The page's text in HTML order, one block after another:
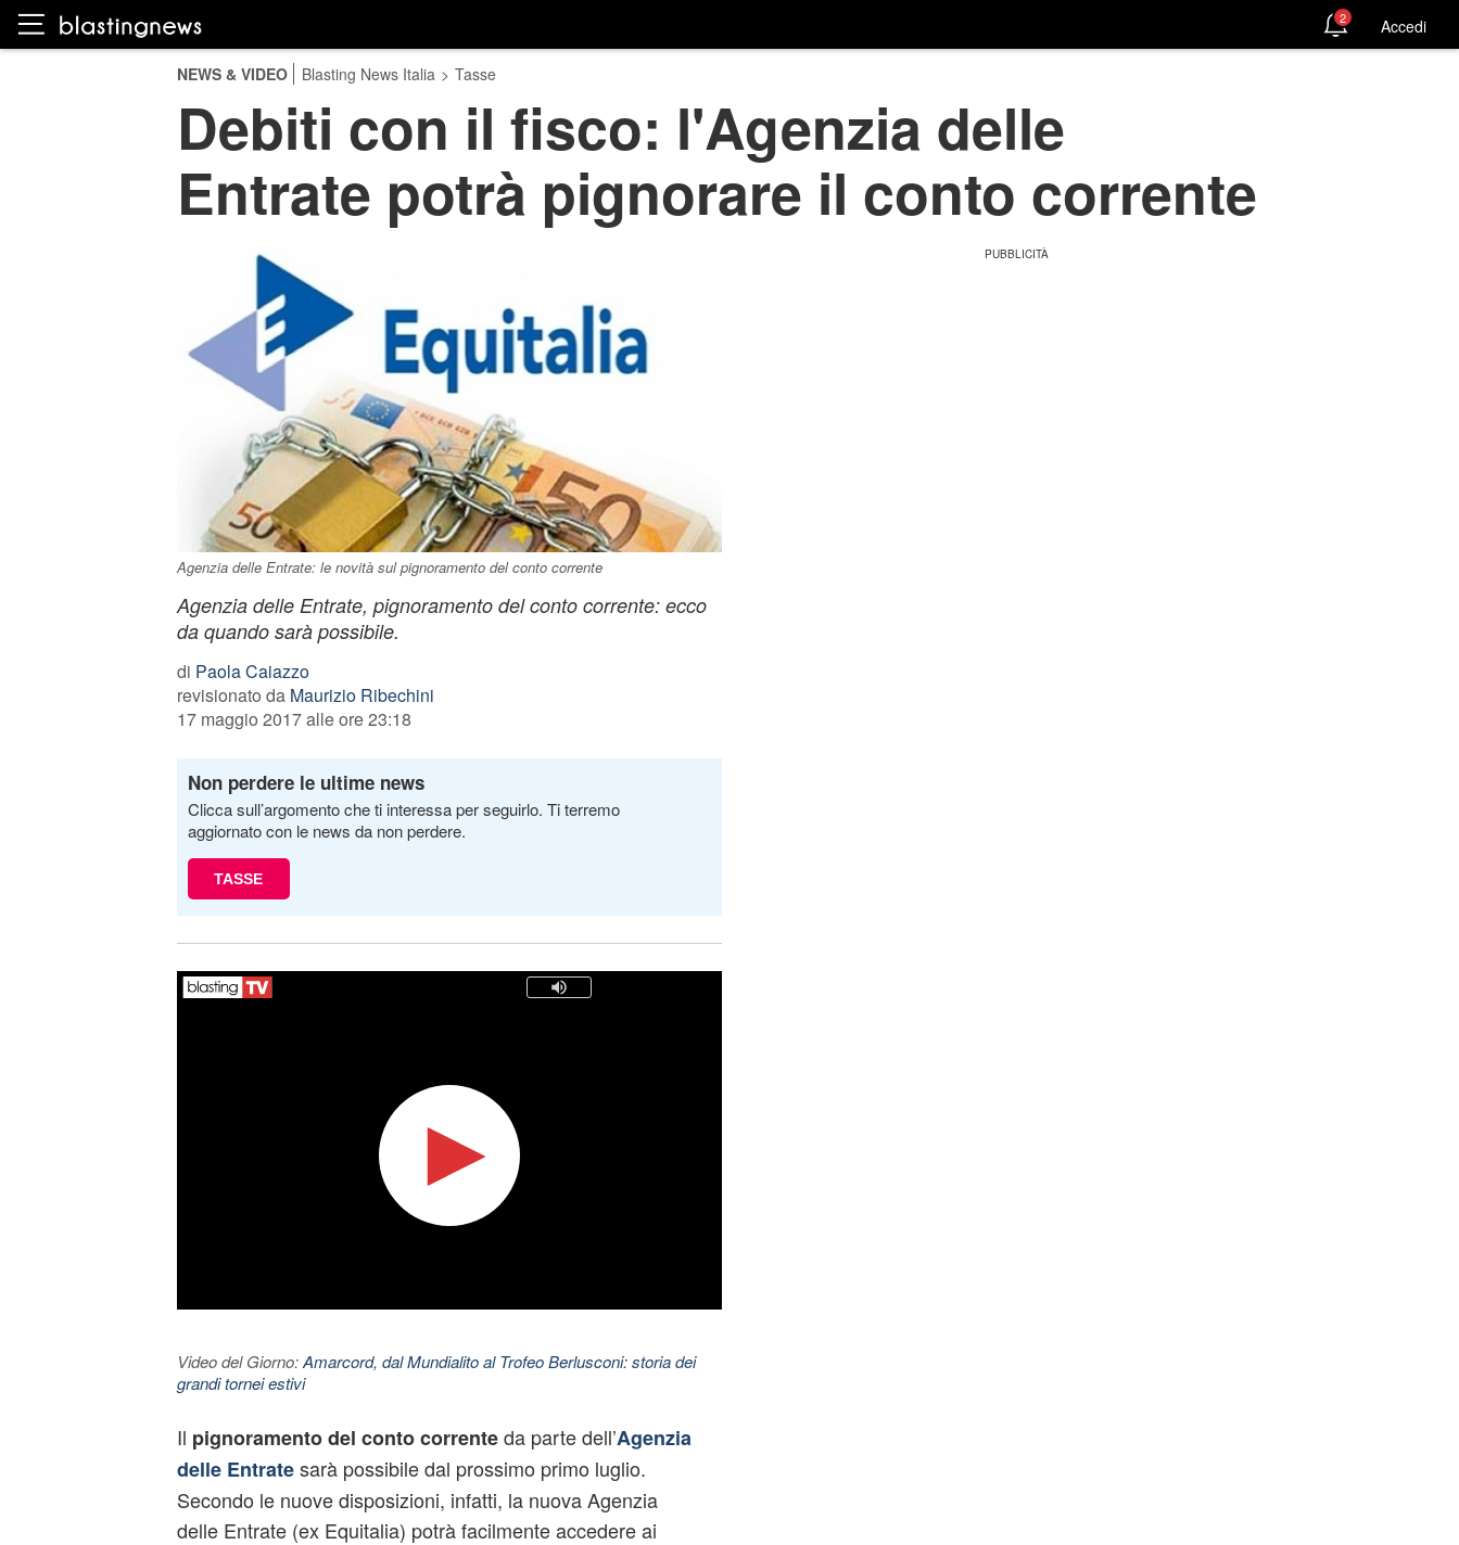
2 Accedi
NEWS & VIDEO Blasting News Italia > Tasse
Debiti con il fisco: l'Agenzia delle
Entrate potrà pignorare il conto corrente
Agenzia delle Entrate: le novità sul pignoramento del conto corrente
Agenzia delle Entrate, pignoramento del conto corrente: ecco
da quando sarà possibile.
di Paola Caiazzo
revisionato da Maurizio Ribechini
17 maggio 2017 alle ore 23:18
Non perdere le ultime news
Clicca sull’argomento che ti interessa per seguirlo. Ti terremo
aggiornato con le news da non perdere.
TASSE
Video del Giorno:Amarcord, dal Mundialito al Trofeo Berlusconi: storia dei
grandi tornei estivi
Il pignoramentodel conto correnteda parte dell’Agenzia
delle Entrate sarà possibile dal prossimo primo luglio.
Secondo le nuove disposizioni, infatti, la nuova Agenzia
delle Entrate (ex Equitalia) potrà facilmente accedere ai